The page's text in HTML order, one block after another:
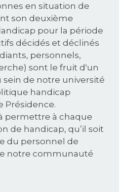
en situation de
son deuxième
pour la période
décidés et déclinés
personnels,
sont le fruit d'un
sein de notre université
handicap
Présidence.
permettre à chaque
de handicap, qu’il soit
du personnel de
notre communauté